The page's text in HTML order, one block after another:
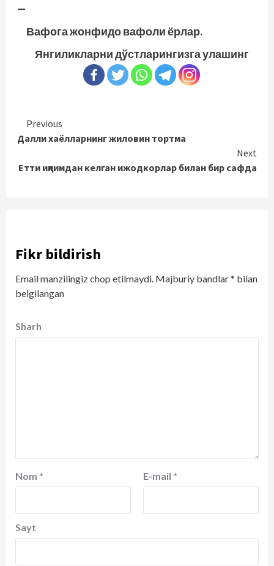
—
Вафога жонфидо вафоли ёрлар.
Янгиликларни дўстларингизга улашинг
Continue
Reading
Previous
Далли хаёлларнинг жиловин тортма
Next
Етти иқлимдан келган ижодкорлар билан бир сафда
Fikr bildirish
Email manzilingiz chop etilmaydi. Majburiy bandlar* bilan
belgilangan
Sharh
Nom * E-mail *
Sayt